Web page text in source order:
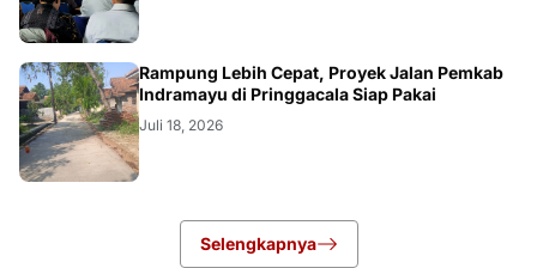
LOKAL
Rampung Lebih Cepat, Proyek Jalan Pemkab
Indramayu di Pringgacala Siap Pakai
Juli 18, 2026
Selengkapnya